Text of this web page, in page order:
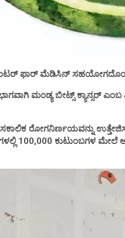
ಫಾರ್ ಮೆಡಿಸಿನ್
ಮಂಡ್ಯ ಬೀಟ್ಸ್ ಕ್ಯಾನ್ಸರ್
ರೋಗನಿರ್ಣಯವನ್ನು
100,000 ಕುಟುಂಬಗಳ